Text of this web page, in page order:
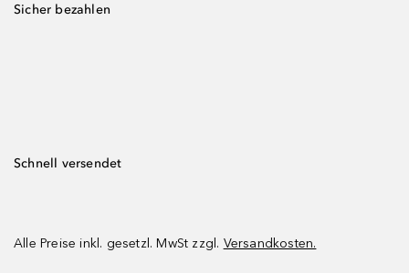
Sicher bezahlen
Schnell versendet
Alle Preise inkl. gesetzl. MwSt zzgl. Versandkosten.